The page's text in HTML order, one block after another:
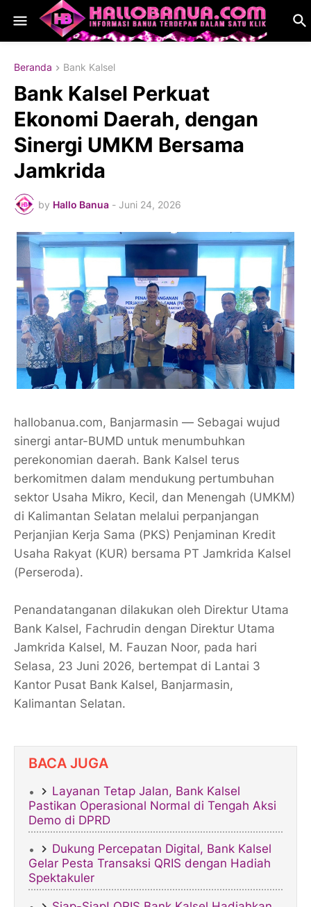
Beranda Bank Kalsel
Bank Kalsel Perkuat
Ekonomi Daerah, dengan
Sinergi UMKM Bersama
Jamkrida
by Hallo Banua - Juni 24, 2026
hallobanua.com, Banjarmasin — Sebagai wujud
sinergi antar-BUMD untuk menumbuhkan
perekonomian daerah. Bank Kalsel terus
berkomitmen dalam mendukung pertumbuhan
sektor Usaha Mikro, Kecil, dan Menengah (UMKM)
di Kalimantan Selatan melalui perpanjangan
Perjanjian Kerja Sama (PKS) Penjaminan Kredit
Usaha Rakyat (KUR) bersama PT Jamkrida Kalsel
(Perseroda).
Penandatanganan dilakukan oleh Direktur Utama
Bank Kalsel, Fachrudin dengan Direktur Utama
Jamkrida Kalsel, M. Fauzan Noor, pada hari
Selasa, 23 Juni 2026, bertempat di Lantai 3
Kantor Pusat Bank Kalsel, Banjarmasin,
Kalimantan Selatan.
BACA JUGA
Layanan Tetap Jalan, Bank Kalsel
Pastikan Operasional Normal di Tengah Aksi
Demo di DPRD
Dukung Percepatan Digital, Bank Kalsel
Gelar Pesta Transaksi QRIS dengan Hadiah
Spektakuler